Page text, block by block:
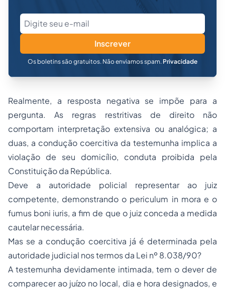
Inscrever
Os boletins são gratuitos. Não enviamos spam. Privacidade
Realmente, a resposta negativa se impõe para a
pergunta. As regras restritivas de direito não
comportam interpretação extensiva ou analógica; a
duas, a condução coercitiva da testemunha implica a
violação de seu domicílio, conduta proibida pela
Constituição da República.
Deve a autoridade policial representar ao juiz
competente, demonstrando o periculum in mora e o
fumus boni iuris, a fim de que o juiz conceda a medida
cautelar necessária.
Mas se a condução coercitiva já é determinada pela
autoridade judicial nos termos da Lei nº 8.038/90?
A testemunha devidamente intimada, tem o dever de
comparecer ao juízo no local, dia e hora designados, e